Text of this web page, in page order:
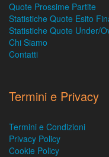
Quote Prossime Partite
Statistiche Quote Esito
Statistiche Quote Under/
Chi Siamo
Contatti
Termini e Privacy
Termini e Condizioni
Privacy Policy
Cookie Policy